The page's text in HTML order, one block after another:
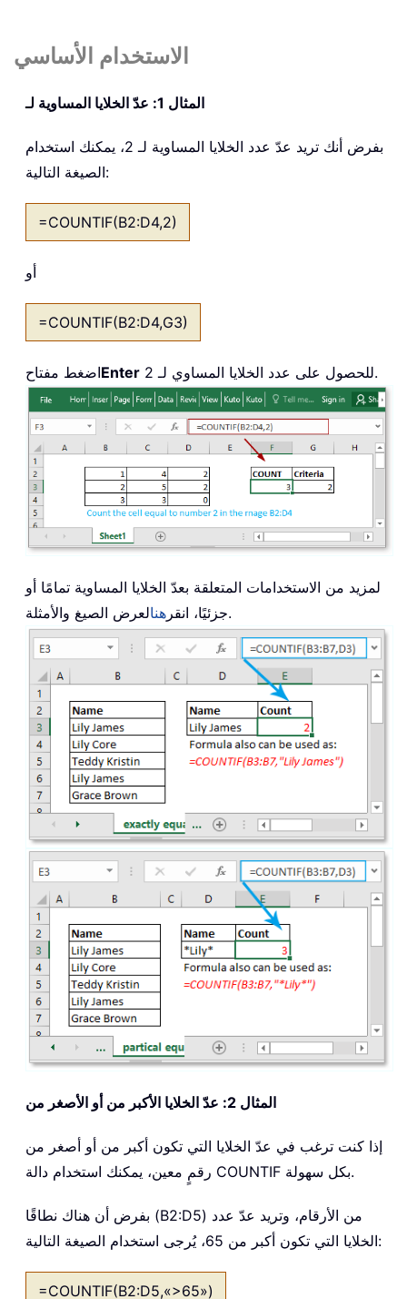
الاستخدام الأساسي
المثال 1: عدّ الخلايا المساوية لـ
بفرض أنك تريد عدّ عدد الخلايا المساوية لـ 2، يمكنك استخدام
الصيغة التالية:
=COUNTIF(B2:D4,2)
أو
=COUNTIF(B2:D4,G3)
اضغط مفتاحEnter للحصول على عدد الخلايا المساوي لـ 2.
لمزيد من الاستخدامات المتعلقة بعدّ الخلايا المساوية تمامًا أو
جزئيًا، انقر هنا لعرض الصيغ والأمثلة.
المثال 2: عدّ الخلايا الأكبر من أو الأصغر من
إذا كنت ترغب في عدّ الخلايا التي تكون أكبر من أو أصغر من
رقمٍ معين، يمكنك استخدام دالة COUNTIF بكل سهولة.
بفرض أن هناك نطاقًا (B2:D5) من الأرقام، وتريد عدّ عدد
الخلايا التي تكون أكبر من 65، يُرجى استخدام الصيغة التالية:
=COUNTIF(B2:D5,«>65»)